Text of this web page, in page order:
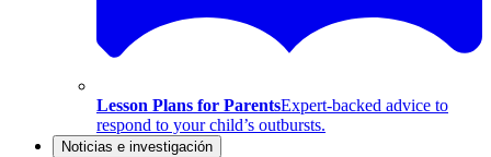
Lesson Plans for ParentsExpert-backed advice to
respond to your child’s outbursts.
Noticias e investigación